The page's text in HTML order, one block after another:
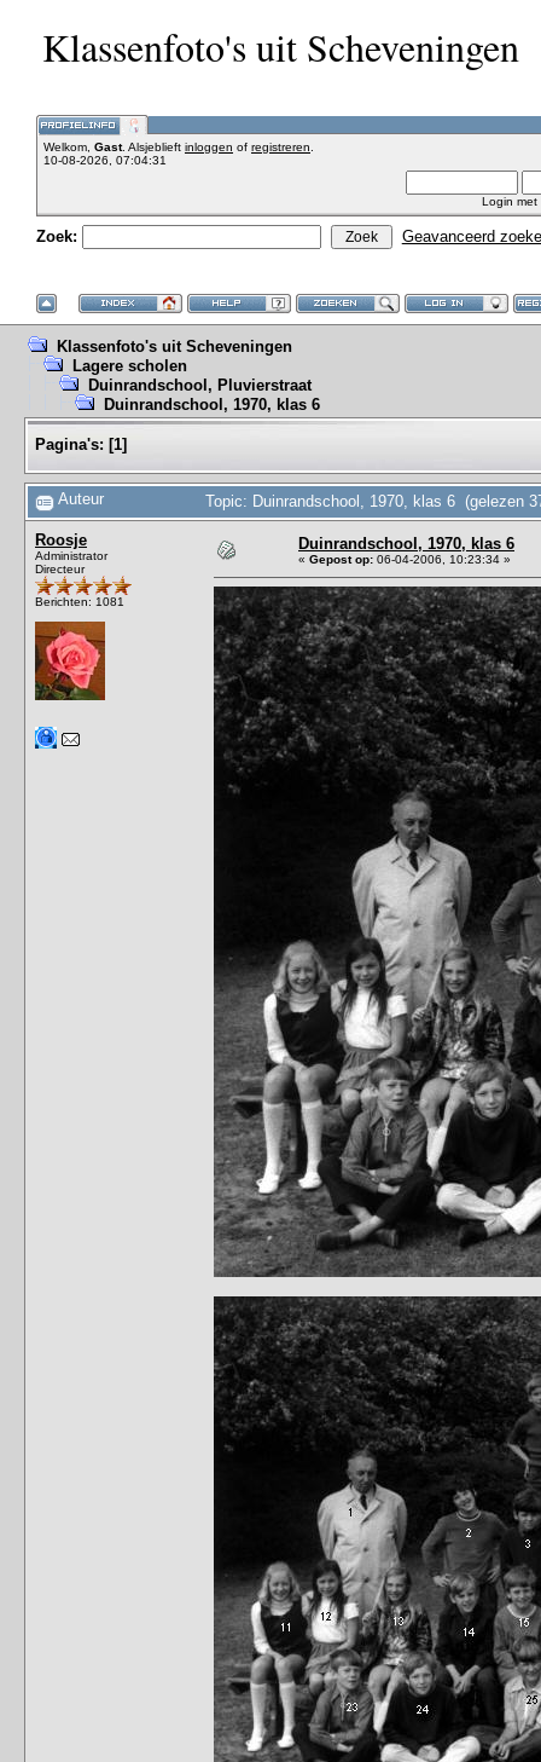
Klassenfoto's uit Scheveningen
Welkom, Gast. Alsjeblieft inloggen of registreren
10-08-2026, 07:04:31
Login met
Zoek: Geavanceerd
Klassenfoto's uit Scheveningen
Lagere scholen
Duinrandschool, Pluvierstraat
Duinrandschool, 1970, klas 6
Pagina's: [1]
Auteur Topic: Duinrandschool, 1970, klas 6 (gelezen
Roosje
Administrator
Directeur
Berichten: 1081
Duinrandschool, 1970, klas 6
« Gepost op: 06-04-2006, 10:23:34 »